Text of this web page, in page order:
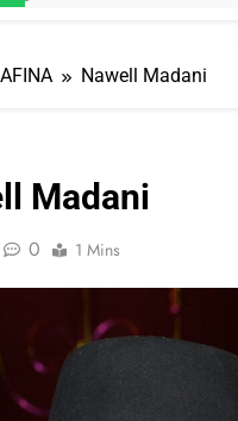
Nawell Madani
Madani
0 1 Mins